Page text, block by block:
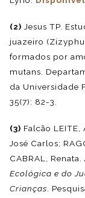
(2) Jesus TP.
juazeiro
formados por
mutans.
da Universidade
35(7): 82-3.
(3) Falcão LEITE,
José Carlos;
CABRAL, Renata.
Ecológica e do
Crianças.